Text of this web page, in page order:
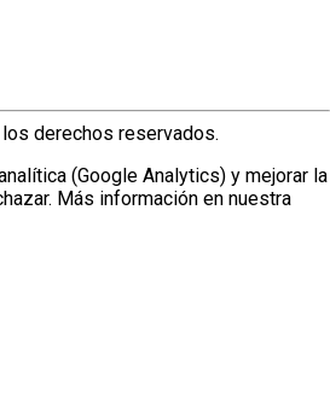
derechos reservados.
(Google Analytics) y mejorar la
Más información en nuestra